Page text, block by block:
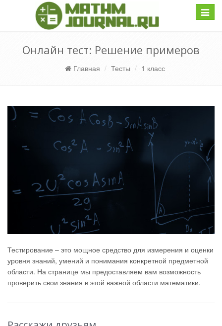
Онлайн тест: Решение примеров
Главная Тесты 1 класс
Тестирование – это мощное средство для измерения и оценки
уровня знаний, умений и понимания конкретной предметной
области. На странице мы предоставляем вам возможность
проверить свои знания в этой важной области математики.